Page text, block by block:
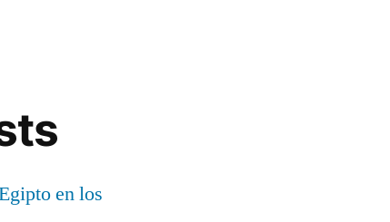
en los